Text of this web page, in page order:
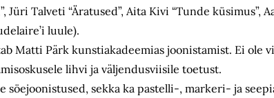
Jüri Talveti “Äratused”, Aita Kivi “Tunde küsimus”,
luule).
Matti Pärk kunstiakadeemias joonistamist. Ei ole
lihvi ja väljendusviisile toetust.
söejoonistused, sekka ka pastelli-, markeri- ja